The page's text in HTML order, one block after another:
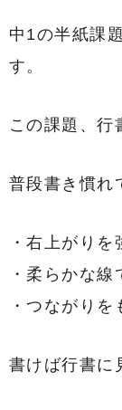
中1の半紙課
す。
この課題、行
普段書き慣れ
・右上がりを
・柔らかな線
・つながりを
書けば行書に